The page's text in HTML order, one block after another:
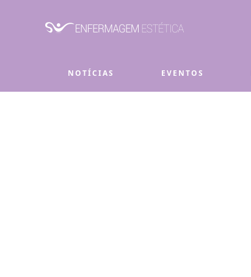
Skip to main content
NOTÍCIAS EVENTOS